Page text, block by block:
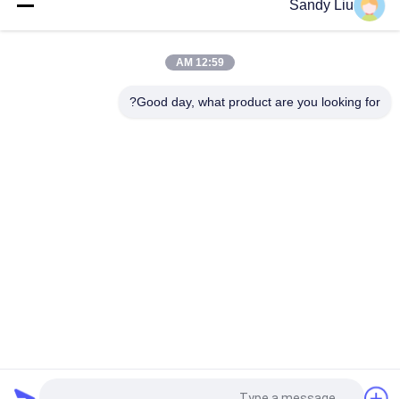
محول تردد تيار متردد لمحرك PMSM بنسبة 150% للحماية من الحمل
Sandy Liu
12:59 AM
Good day, what product are you looking for?